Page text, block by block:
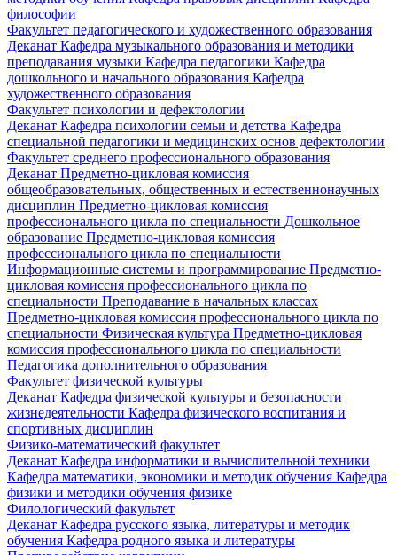
философии
Факультет педагогического и художественного образования
Деканат Кафедра музыкального образования и методики
преподавания музыки Кафедра педагогики Кафедра
дошкольного и начального образования Кафедра
художественного образования
Факультет психологии и дефектологии
Деканат Кафедра психологии семьи и детства Кафедра
специальной педагогики и медицинских основ дефектологии
Факультет среднего профессионального образования
Деканат Предметно-цикловая комиссия
общеобразовательных, общественных и естественнонаучных
дисциплин Предметно-цикловая комиссия
профессионального цикла по специальности Дошкольное
образование Предметно-цикловая комиссия
профессионального цикла по специальности
Информационные системы и программирование Предметно-
цикловая комиссия профессионального цикла по
специальности Преподавание в начальных классах
Предметно-цикловая комиссия профессионального цикла по
специальности Физическая культура Предметно-цикловая
комиссия профессионального цикла по специальности
Педагогика дополнительного образования
Факультет физической культуры
Деканат Кафедра физической культуры и безопасности
жизнедеятельности Кафедра физического воспитания и
спортивных дисциплин
Физико-математический факультет
Деканат Кафедра информатики и вычислительной техники
Кафедра математики, экономики и методик обучения Кафедра
физики и методики обучения физике
Филологический факультет
Деканат Кафедра русского языка, литературы и методик
обучения Кафедра родного языка и литературы